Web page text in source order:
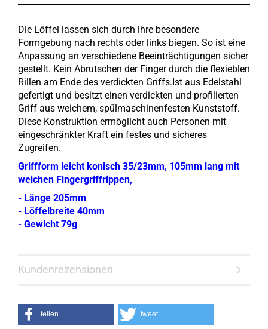
Die Löffel lassen sich durch ihre besondere
Formgebung nach rechts oder links biegen. So ist eine
Anpassung an verschiedene Beeinträchtigungen sicher
gestellt. Kein Abrutschen der Finger durch die flexieblen
Rillen am Ende des verdickten Griffs.Ist aus Edelstahl
gefertigt und besitzt einen verdickten und profilierten
Griff aus weichem, spülmaschinenfesten Kunststoff.
Diese Konstruktion ermöglicht auch Personen mit
eingeschränkter Kraft ein festes und sicheres
Zugreifen.
Griffform leicht konisch 35/23mm, 105mm lang mit
weichen Fingergriffrippen,
- Länge 205mm
- Löffelbreite 40mm
- Gewicht 79g
Kundenrezensionen
teilen tweet